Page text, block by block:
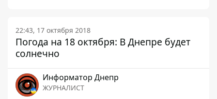
22:43, 17 октября 2018
Погода на 18 октября: В Днепре будет
солнечно
Информатор Днепр
ЖУРНАЛИСТ